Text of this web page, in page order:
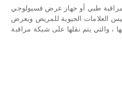
طبي أو جهاز عرض فسيولوجي
العلامات الحيوية للمريض ويعرض